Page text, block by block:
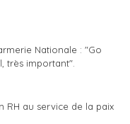
Nationale : "Go
très important".
RH au service de la paix